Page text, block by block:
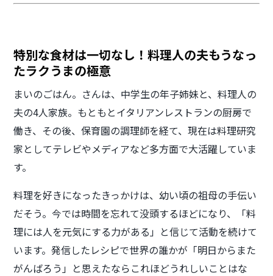
特別な食材は一切なし！料理人の夫もうなっ
たラクうまの極意
まいのごはん。さんは、中学生の年子姉妹と、料理人の
夫の4人家族。もともとイタリアンレストランの厨房で
働き、その後、保育園の調理師を経て、現在は料理研究
家としてテレビやメディアなど多方面で大活躍していま
す。
料理を好きになったきっかけは、幼い頃の祖母の手伝い
だそう。今では時間を忘れて没頭するほどになり、「料
理には人を元気にする力がある」と信じて活動を続けて
います。発信したレシピで世界の誰かが「明日からまた
がんばろう」と思えたならこれほどうれしいことはな